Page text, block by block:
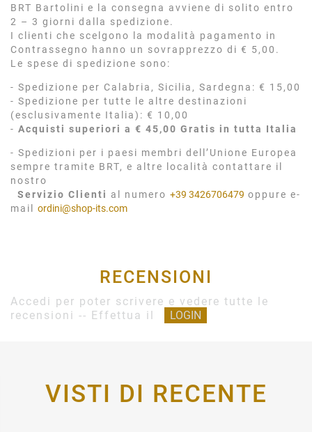
BRT Bartolini e la consegna avviene di solito entro
2 – 3 giorni dalla spedizione.
I clienti che scelgono la modalità pagamento in
Contrassegno hanno un sovrapprezzo di € 5,00.
Le spese di spedizione sono:
- Spedizione per Calabria, Sicilia, Sardegna: € 15,00
- Spedizione per tutte le altre destinazioni
(esclusivamente Italia): € 10,00
- Acquisti superiori a € 45,00 Gratis in tutta Italia
- Spedizioni per i paesi membri dell’Unione Europea
sempre tramite BRT, e altre località contattare il
nostro
Servizio Clienti al numero +39 3426706479 oppure e-
mail ordini@shop-its.com
RECENSIONI
Accedi per poter scrivere e vedere tutte le
recensioni -- Effettua il
LOGIN
VISTI DI RECENTE